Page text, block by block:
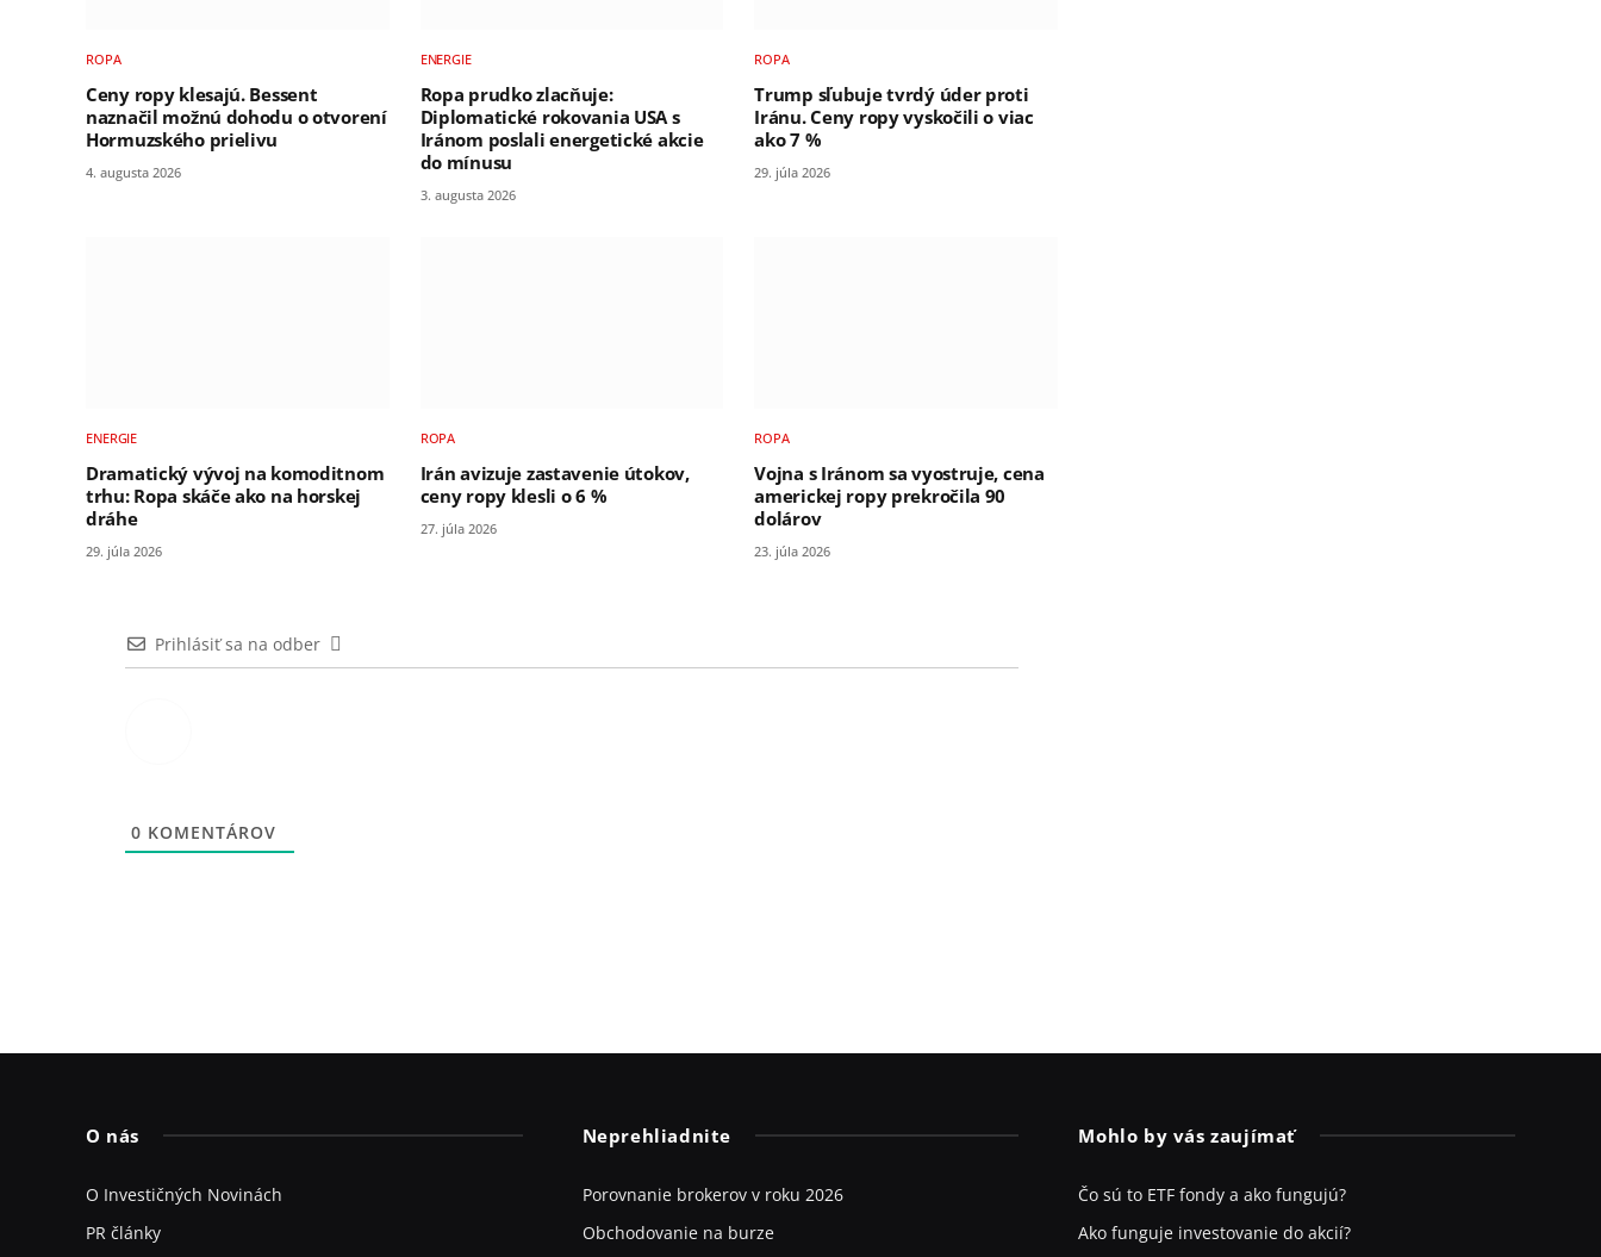
ROPA
Ceny ropy klesajú. Bessent
naznačil možnú dohodu o otvorení
Hormuzského prielivu
4. augusta 2026
ENERGIE
Ropa prudko zlacňuje:
Diplomatické rokovania USA s
Iránom poslali energetické akcie
do mínusu
3. augusta 2026
ROPA
Trump sľubuje tvrdý úder proti
Iránu. Ceny ropy vyskočili o viac
ako 7 %
29. júla 2026
ENERGIE
Dramatický vývoj na komoditnom
trhu: Ropa skáče ako na horskej
dráhe
29. júla 2026
ROPA
Irán avizuje zastavenie útokov,
ceny ropy klesli o 6 %
27. júla 2026
ROPA
Vojna s Iránom sa vyostruje, cena
americkej ropy prekročila 90
dolárov
23. júla 2026
Prihlásiť sa na odber
0 KOMENTÁROV
O nás
O Investičných Novinách
PR články
Neprehliadnite
Porovnanie brokerov v roku 2026
Obchodovanie na burze
Mohlo by vás zaujímať
Čo sú to ETF fondy a ako fungujú?
Ako funguje investovanie do akcií?